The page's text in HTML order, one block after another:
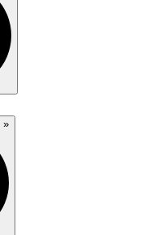
»